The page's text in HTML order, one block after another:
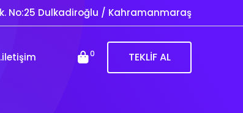
No:25 Dulkadiroğlu / Kahramanmaraş
.iletişim 0 TEKLİF AL